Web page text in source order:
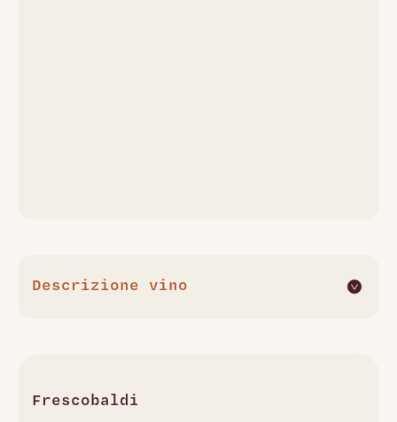
Descrizione vino
tendente al granato per l'evoluzione elegante. Al naso
Frescobaldi